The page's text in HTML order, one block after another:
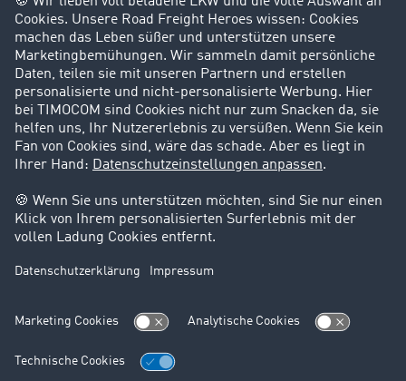
Privatperson
+49 211 88 26 88 26
+49 211 88 26 53 00
salessupport@timocom.com